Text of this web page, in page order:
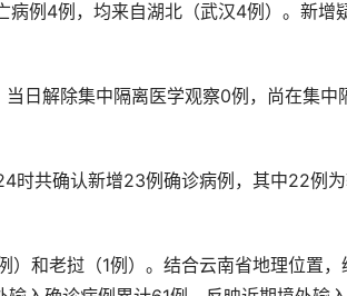
病例4例，均来自湖北（武汉4例）。新增
日解除集中隔离医学观察0例，尚在集中
时共确认新增23例确诊病例，其中22例
和老挝（1例）。结合云南省地理位置，